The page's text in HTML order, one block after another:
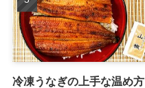
冷凍うなぎの上手な温め方